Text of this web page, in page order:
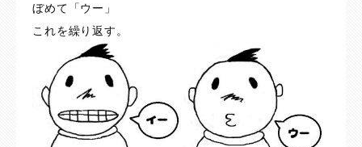
ぼめて「ウー」
これを繰り返す。